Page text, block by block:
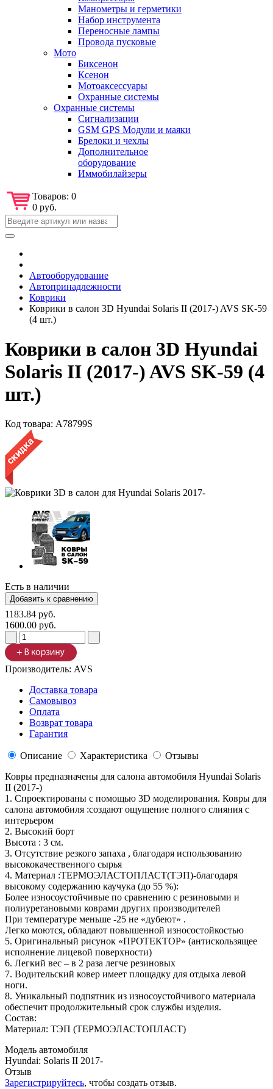
Манометры и герметики
Набор инструмента
Переносные лампы
Провода пусковые
Мото
Биксенон
Ксенон
Мотоаксессуары
Охранные системы
Охранные системы
Сигнализации
GSM GPS Модули и маяки
Брелоки и чехлы
Дополнительное
оборудование
Иммобилайзеры
Товаров: 0
0 руб.
Автооборудование
Автопринадлежности
Коврики
Коврики в салон 3D Hyundai Solaris II (2017-) AVS SK-59
(4 шт.)
Коврики в салон 3D Hyundai
Solaris II (2017-) AVS SK-59 (4
шт.)
Код товара: A78799S
Есть в наличии
1183.84 руб.
1600.00 руб.
Производитель: AVS
Доставка товара
Самовывоз
Оплата
Возврат товара
Гарантия
Описание Характеристика
Отзывы
Ковры предназначены для салона автомобиля Hyundai Solaris
II (2017-)
1. Спроектированы с помощью 3D моделирования. Ковры для
салона автомобиля :создают ощущение полного слияния с
интерьером
2. Высокий борт
Высота : 3 см.
3. Отсутствие резкого запаха , благодаря использованию
высококачественного сырья
4. Материал :ТЕРМОЭЛАСТОПЛАСТ(ТЭП)-благодаря
высокому содержанию каучука (до 55 %):
Более износоустойчивые по сравнению с резиновыми и
полиуретановыми коврами других производителей
При температуре меньше -25 не «дубеют» .
Легко моются, обладают повышенной износостойкостью
5. Оригинальный рисунок «ПРОТЕКТОР» (антискользящее
исполнение лицевой поверхности)
6. Легкий вес – в 2 раза легче резиновых
7. Водительский ковер имеет площадку для отдыха левой
ноги.
8. Уникальный подпятник из износоустойчивого материала
обеспечит продолжительный срок службы изделия.
Состав:
Материал: ТЭП (ТЕРМОЭЛАСТОПЛАСТ)
Модель автомобиля
Hyundai: Solaris II 2017-
Отзыв
Зарегистрируйтесь, чтобы создать отзыв.